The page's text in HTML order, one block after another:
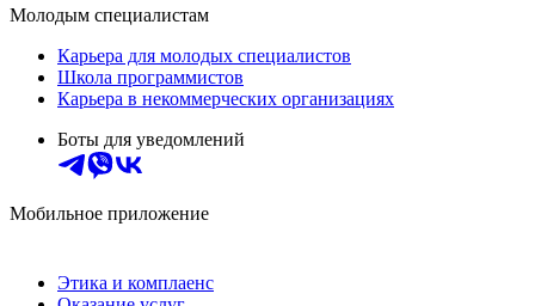
Молодым специалистам
Карьера для молодых специалистов
Школа программистов
Карьера в некоммерческих организациях
Боты для уведомлений
Мобильное приложение
Этика и комплаенс